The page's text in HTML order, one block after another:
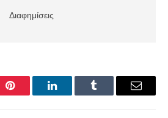
Διαφημίσεις
Pinterest LinkedInTumblr Email